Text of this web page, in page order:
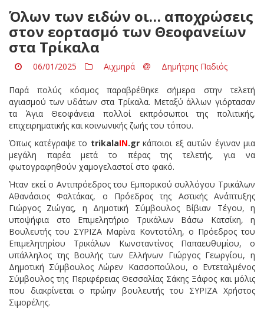
Όλων των ειδών οι… αποχρώσεις
στον εορτασμό των Θεοφανείων
στα Τρίκαλα
06/01/2025 Αιχμηρά Δημήτρης Παδιός
Παρά πολύς κόσμος παραβρέθηκε σήμερα στην τελετή
αγιασμού των υδάτων στα Τρίκαλα. Μεταξύ άλλων γιόρτασαν
τα Άγια Θεοφάνεια πολλοί εκπρόσωποι της πολιτικής,
επιχειρηματικής και κοινωνικής ζωής του τόπου.
Όπως κατέγραψε το trikalaIN.grκάποιοι εξ αυτών έγιναν μια
μεγάλη παρέα μετά το πέρας της τελετής, για να
φωτογραφηθούν χαμογελαστοί στο φακό.
Ήταν εκεί ο Αντιπρόεδρος του Εμπορικού συλλόγου Τρικάλων
Αθανάσιος Φαλτάκας, ο Πρόεδρος της Αστικής Ανάπτυξης
Γιώργος Ζιώγας, η Δημοτική Σύμβουλος Βίβιαν Τέγου, η
υποψήφια στο Επιμελητήριο Τρικάλων Βάσω Κατσίκη, η
Βουλευτής του ΣΥΡΙΖΑ Μαρίνα Κοντοτόλη, ο Πρόεδρος του
Επιμελητηρίου Τρικάλων Κωνσταντίνος Παπαευθυμίου, ο
υπάλληλος της Βουλής των Ελλήνων Γιώργος Γεωργίου, η
Δημοτική Σύμβουλος Λώρεν Κασσοπούλου, ο Εντεταλμένος
Σύμβουλος της Περιφέρειας Θεσσαλίας Σάκης Ξάφος και μόλις
που διακρίνεται ο πρώην βουλευτής του ΣΥΡΙΖΑ Χρήστος
Σιμορέλης.